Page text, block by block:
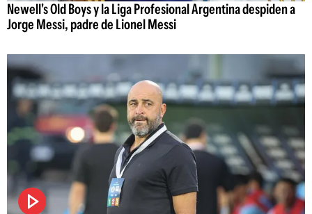
Newell's Old Boys y la Liga Profesional Argentina despiden a
Jorge Messi, padre de Lionel Messi